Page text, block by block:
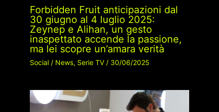
Forbidden Fruit anticipazioni dal
30 giugno al 4 luglio 2025:
Zeynep e Alihan, un gesto
inaspettato accende la passione,
ma lei scopre un’amara verità
Social/ News, Serie TV/ 30/06/2025